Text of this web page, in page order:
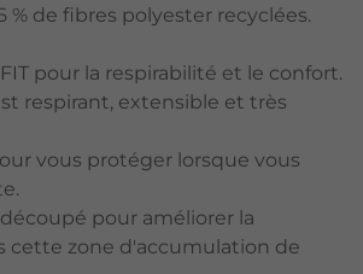
% de fibres polyester recyclées.
pour la respirabilité et le confort.
respirant, extensible et très
vous protéger lorsque vous
pour améliorer la
cette zone d'accumulation de